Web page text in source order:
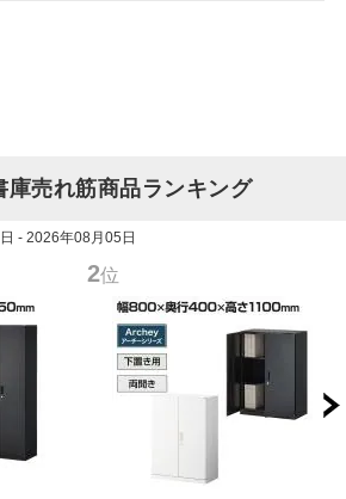
庫売れ筋商品ランキング
- 2026年08月05日
2位